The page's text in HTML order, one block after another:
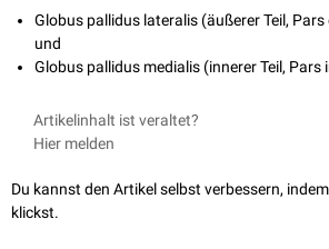
Globus pallidus lateralis (äußerer Teil,
und
Globus pallidus medialis (innerer Teil, Pars
Artikelinhalt ist veraltet?
Hier melden
Du kannst den Artikel selbst verbessern,
klickst.